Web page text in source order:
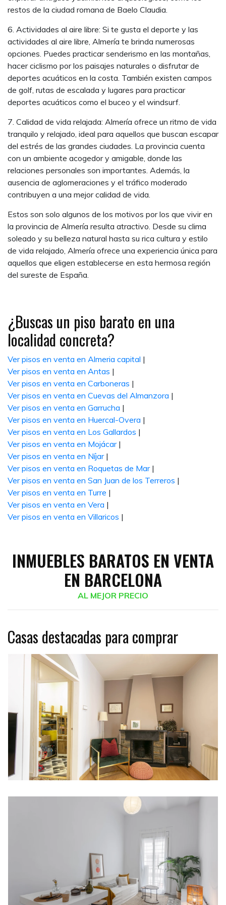
restos de la ciudad romana de Baelo Claudia.
6. Actividades al aire libre: Si te gusta el deporte y las
actividades al aire libre, Almería te brinda numerosas
opciones. Puedes practicar senderismo en las montañas,
hacer ciclismo por los paisajes naturales o disfrutar de
deportes acuáticos en la costa. También existen campos
de golf, rutas de escalada y lugares para practicar
deportes acuáticos como el buceo y el windsurf.
7. Calidad de vida relajada: Almería ofrece un ritmo de vida
tranquilo y relajado, ideal para aquellos que buscan escapar
del estrés de las grandes ciudades. La provincia cuenta
con un ambiente acogedor y amigable, donde las
relaciones personales son importantes. Además, la
ausencia de aglomeraciones y el tráfico moderado
contribuyen a una mejor calidad de vida.
Estos son solo algunos de los motivos por los que vivir en
la provincia de Almería resulta atractivo. Desde su clima
soleado y su belleza natural hasta su rica cultura y estilo
de vida relajado, Almería ofrece una experiencia única para
aquellos que eligen establecerse en esta hermosa región
del sureste de España.
¿Buscas un piso barato en una
localidad concreta?
Ver pisos en venta en Almeria capital |
Ver pisos en venta en Antas |
Ver pisos en venta en Carboneras |
Ver pisos en venta en Cuevas del Almanzora |
Ver pisos en venta en Garrucha |
Ver pisos en venta en Huercal-Overa |
Ver pisos en venta en Los Gallardos |
Ver pisos en venta en Mojácar |
Ver pisos en venta en Níjar |
Ver pisos en venta en Roquetas de Mar |
Ver pisos en venta en San Juan de los Terreros |
Ver pisos en venta en Turre |
Ver pisos en venta en Vera |
Ver pisos en venta en Villaricos |
INMUEBLES BARATOS EN VENTA
EN BARCELONA
AL MEJOR PRECIO
Casas destacadas para comprar
Magnifico piso en Sants
SANTS-MONTJUÏC
279.000 €